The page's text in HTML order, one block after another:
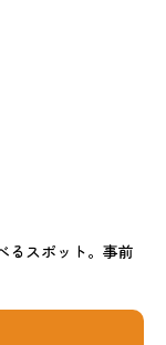
るスポット。事前